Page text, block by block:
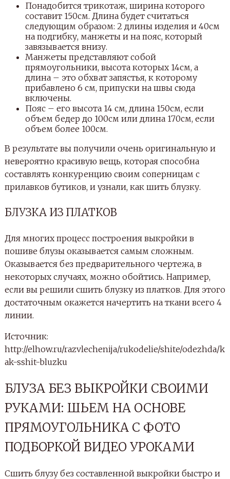
Понадобится трикотаж, ширина которого
составит 150см. Длина будет считаться
следующим образом: 2 длины изделия и 40см
на подгибку, манжеты и на пояс, который
завязывается внизу.
Манжеты представляют собой
прямоугольники, высота которых 14см, а
длина – это обхват запястья, к которому
прибавлено 6 см, припуски на швы сюда
включены.
Пояс – его высота 14 см, длина 150см, если
объем бедер до 100см или длина 170см, если
объем более 100см.
В результате вы получили очень оригинальную и
невероятно красивую вещь, которая способна
составлять конкуренцию своим соперницам с
прилавков бутиков, и узнали, как шить блузку.
БЛУЗКА ИЗ ПЛАТКОВ
Для многих процесс построения выкройки в
пошиве блузы оказывается самым сложным.
Оказывается без предварительного чертежа, в
некоторых случаях, можно обойтись. Например,
если вы решили сшить блузку из платков. Для этого
достаточным окажется начертить на ткани всего 4
линии.
Источник:
http://elhow.ru/razvlechenija/rukodelie/shite/odezhda/k
ak-sshit-bluzku
БЛУЗА БЕЗ ВЫКРОЙКИ СВОИМИ
РУКАМИ: ШЬЕМ НА ОСНОВЕ
ПРЯМОУГОЛЬНИКА С ФОТО
ПОДБОРКОЙ ВИДЕО УРОКАМИ
Сшить блузу без составленной выкройки быстро и